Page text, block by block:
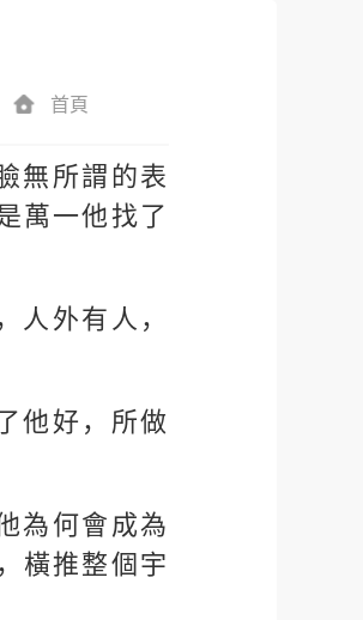
首頁
無所謂的表
萬一他找了
人外有人，
他好，所做
為何會成為
橫推整個宇